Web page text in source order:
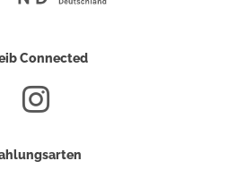
Connected